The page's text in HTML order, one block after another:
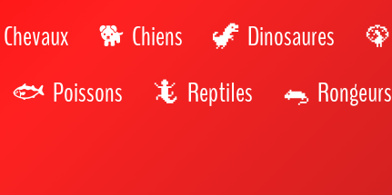
Chevaux Chiens Dinosaures
Poissons Reptiles Rongeurs